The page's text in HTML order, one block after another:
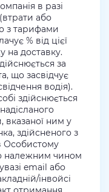
в разі
або
з тарифами
% від цієї
на доставку.
за
що засвідчує
водія).
здійснюється
вказаної ним у
здійсненого з
Особистому
належним чином
email або
інвойсі